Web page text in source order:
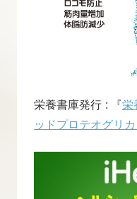
栄養書庫発行 : 『栄
ッドプロテオグリ